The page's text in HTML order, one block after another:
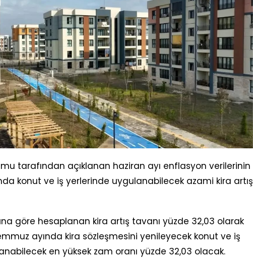
tarafından açıklanan haziran ayı enflasyon verilerinin
konut ve iş yerlerinde uygulanabilecek azami kira artış
göre hesaplanan kira artış tavanı yüzde 32,03 olarak
ayında kira sözleşmesini yenileyecek konut ve iş
en yüksek zam oranı yüzde 32,03 olacak.